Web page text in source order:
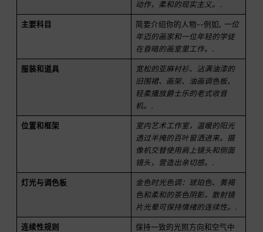
动作，柔和的现实主义。.
主要科目 简要介绍你的人物--例如, 一位
年迈的画家和一位年轻的学徒
在昏暗的画室里工作。.
服装和道具
宽松的亚麻衬衫、沾满油漆的
旧围裙、画架、油画调色板、
轻柔播放爵士乐的老式收音
机。.
位置和框架
室内艺术工作室，温暖的阳光
透过半掩的百叶窗洒进来。摄
像机交替使用肩上镜头和侧面
镜头，营造出亲切感。.
灯光与调色板
金色时光色调：琥珀色、黄褐
色和柔和的茶色阴影。散射镜
片光晕可保持情绪的连续性。.
连续性规则
保持一致的光照方向和空气中